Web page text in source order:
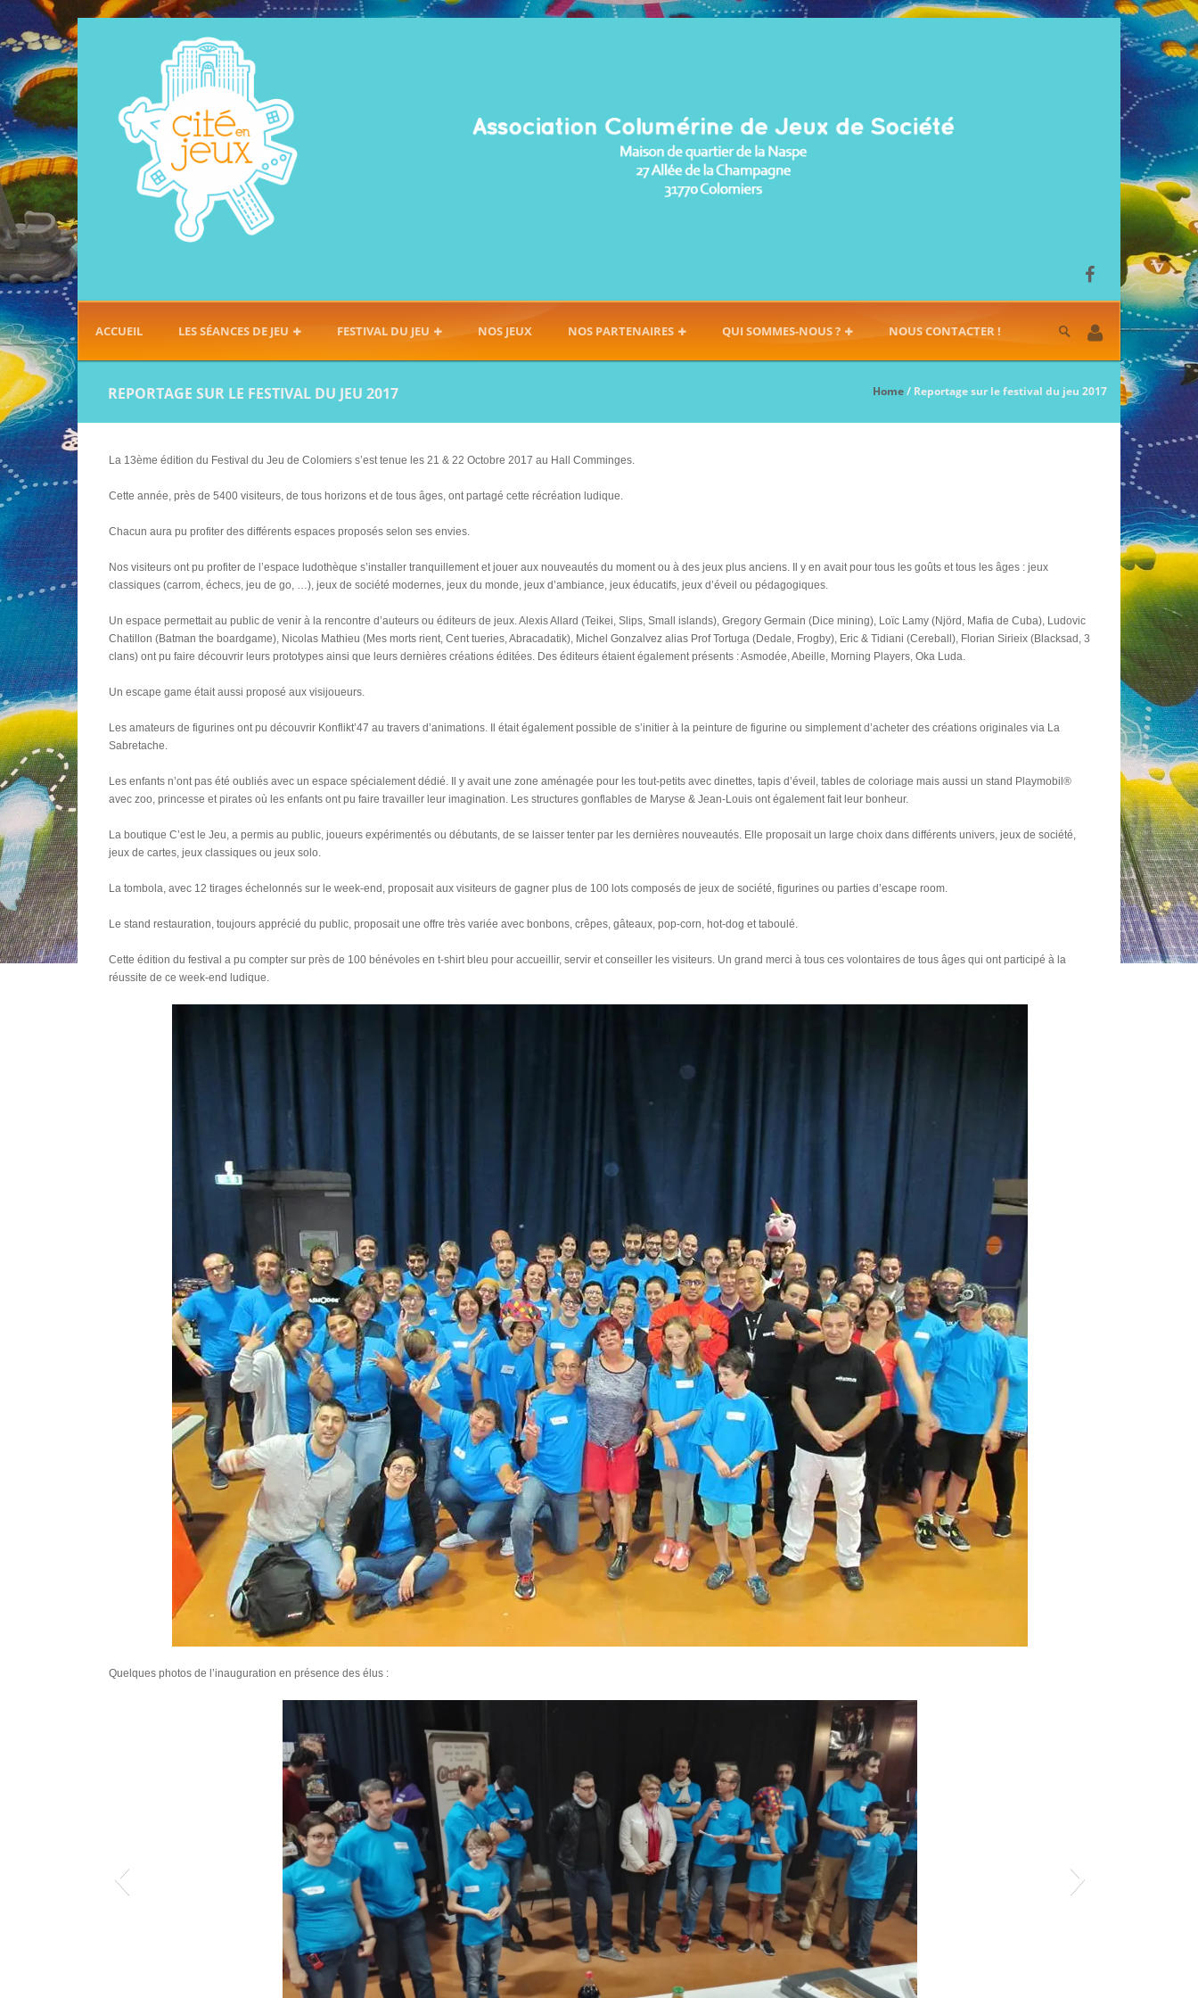
ACCUEIL LES SÉANCES DE JEU FESTIVAL DU JEU NOS JEUX NOS PARTENAIRES QUI SOMMES-NOUS ? NOUS CONTACTER !
REPORTAGE SUR LE FESTIVAL DU JEU 2017 Home/ Reportage sur le festival du jeu 2017
La 13ème édition du Festival du Jeu de Colomiers s’est tenue les 21 & 22 Octobre 2017 au Hall Comminges.
Cette année, près de 5400 visiteurs, de tous horizons et de tous âges, ont partagé cette récréation ludique.
Chacun aura pu profiter des différents espaces proposés selon ses envies.
Nos visiteurs ont pu profiter de l’espace ludothèque s’installer tranquillement et jouer aux nouveautés du moment ou à des jeux plus anciens. Il y en avait pour tous les goûts et tous les âges : jeux
classiques (carrom, échecs, jeu de go, …), jeux de société modernes, jeux du monde, jeux d’ambiance, jeux éducatifs, jeux d’éveil ou pédagogiques.
Un espace permettait au public de venir à la rencontre d’auteurs ou éditeurs de jeux. Alexis Allard (Teikei, Slips, Small islands), Gregory Germain (Dice mining), Loïc Lamy (Njörd, Mafia de Cuba), Ludovic
Chatillon (Batman the boardgame), Nicolas Mathieu (Mes morts rient, Cent tueries, Abracadatik), Michel Gonzalvez alias Prof Tortuga (Dedale, Frogby), Eric & Tidiani (Cereball), Florian Sirieix (Blacksad, 3
clans) ont pu faire découvrir leurs prototypes ainsi que leurs dernières créations éditées. Des éditeurs étaient également présents : Asmodée, Abeille, Morning Players, Oka Luda.
Un escape game était aussi proposé aux visijoueurs.
Les amateurs de figurines ont pu découvrir Konflikt’47 au travers d’animations. Il était également possible de s’initier à la peinture de figurine ou simplement d’acheter des créations originales via La
Sabretache.
Les enfants n’ont pas été oubliés avec un espace spécialement dédié. Il y avait une zone aménagée pour les tout-petits avec dinettes, tapis d’éveil, tables de coloriage mais aussi un stand Playmobil®
avec zoo, princesse et pirates où les enfants ont pu faire travailler leur imagination. Les structures gonflables de Maryse & Jean-Louis ont également fait leur bonheur.
La boutique C’est le Jeu, a permis au public, joueurs expérimentés ou débutants, de se laisser tenter par les dernières nouveautés. Elle proposait un large choix dans différents univers, jeux de société,
jeux de cartes, jeux classiques ou jeux solo.
La tombola, avec 12 tirages échelonnés sur le week-end, proposait aux visiteurs de gagner plus de 100 lots composés de jeux de société, figurines ou parties d’escape room.
Le stand restauration, toujours apprécié du public, proposait une offre très variée avec bonbons, crêpes, gâteaux, pop-corn, hot-dog et taboulé.
Cette édition du festival a pu compter sur près de 100 bénévoles en t-shirt bleu pour accueillir, servir et conseiller les visiteurs. Un grand merci à tous ces volontaires de tous âges qui ont participé à la
réussite de ce week-end ludique.
Quelques photos de l’inauguration en présence des élus :